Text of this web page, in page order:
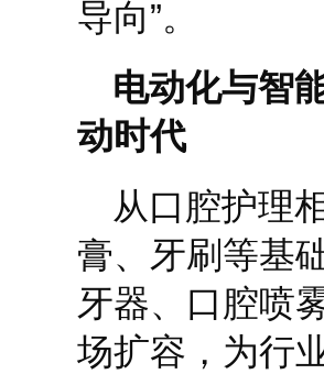
导向”。
电动化与智
动时代
从口腔护理
膏、牙刷等基
牙器、口腔喷
场扩容，为行